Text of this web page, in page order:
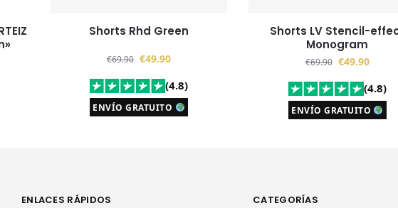
Shorts Rhd Green
€69.90 €49.90
(4.8)
ENVÍO GRATUITO
Shorts LV Stencil-
Monogram
€69.90 €49.90
(4.8)
ENVÍO GRATUITO
ENLACES RÁPIDOS CATEGORÍAS